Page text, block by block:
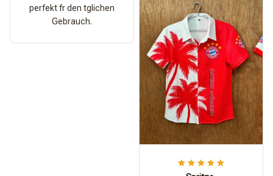
perfekt fr den tglichen
Gebrauch.